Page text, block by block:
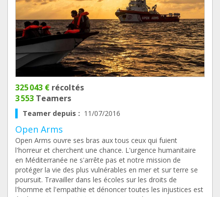
325 043 € récoltés
3 553 Teamers
Teamer depuis : 11/07/2016
Open Arms
Open Arms ouvre ses bras aux tous ceux qui fuient
l'horreur et cherchent une chance. L'urgence humanitaire
en Méditerranée ne s'arrête pas et notre mission de
protéger la vie des plus vulnérables en mer et sur terre se
poursuit. Travailler dans les écoles sur les droits de
l'homme et l'empathie et dénoncer toutes les injustices est